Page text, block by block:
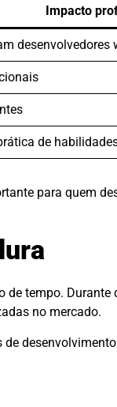
Impacto
desenvolvedores
de
para quem
tempo.
no mercado.